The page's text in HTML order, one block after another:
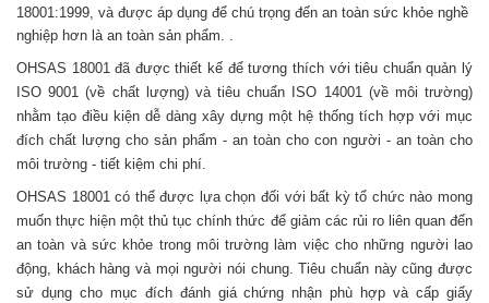
18001:1999, và được áp dụng để chú trọng đến an toàn sức khỏe nghề
nghiệp hơn là an toàn sản phẩm. .
OHSAS 18001 đã được thiết kế để tương thích với tiêu chuẩn quản lý
ISO 9001 (về chất lượng) và tiêu chuẩn ISO 14001 (về môi trường)
nhằm tạo điều kiện dễ dàng xây dựng một hệ thống tích hợp với mục
đích chất lượng cho sản phẩm - an toàn cho con người - an toàn cho
môi trường - tiết kiệm chi phí.
OHSAS 18001 có thể được lựa chọn đối với bất kỳ tổ chức nào mong
muốn thực hiện một thủ tục chính thức để giảm các rủi ro liên quan đến
an toàn và sức khỏe trong môi trường làm việc cho những người lao
động, khách hàng và mọi người nói chung. Tiêu chuẩn này cũng được
sử dụng cho mục đích đánh giá chứng nhận phù hợp và cấp giấy